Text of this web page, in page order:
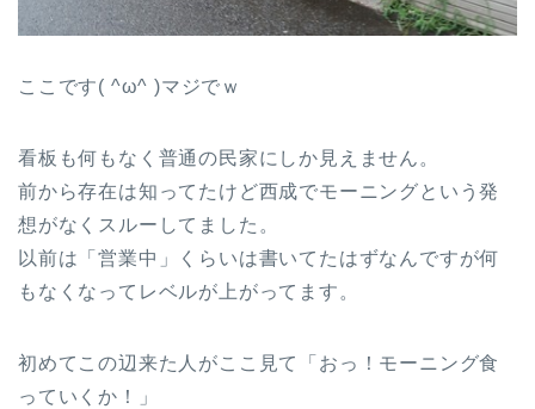
ここです( ^ω^ )マジでｗ
看板も何もなく普通の民家にしか見えません。
前から存在は知ってたけど西成でモーニングという発
想がなくスルーしてました。
以前は「営業中」くらいは書いてたはずなんですが何
もなくなってレベルが上がってます。
初めてこの辺来た人がここ見て「おっ！モーニング食
っていくか！」